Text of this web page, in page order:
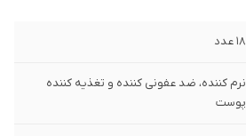
18 عدد
نرم کننده، ضد عفونی کننده و تغذیه کننده
پوست